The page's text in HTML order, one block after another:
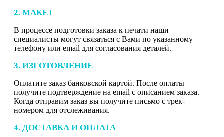
2. МАКЕТ
В процессе подготовки заказа к печати наши
специалисты могут связаться с Вами по указанному
телефону или email для согласования деталей.
3. ИЗГОТОВЛЕНИЕ
Оплатите заказ банковской картой. После оплаты
получите подтверждение на email с описанием заказа.
Когда отправим заказ вы получите письмо с трек-
номером для отслеживания.
4. ДОСТАВКА И ОПЛАТА